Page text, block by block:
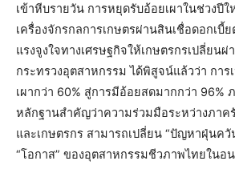
เข้าหีบรายวัน การหยุดรับอ้อยเผาในช่วงปี
เครื่องจักรกลการเกษตรผ่านสินเชื่อดอกเบี้ย
แรงจูงใจทางเศรษฐกิจให้เกษตรกรเปลี่ยน
กระทรวงอุตสาหกรรม ได้พิสูจน์แล้วว่า กา
เผากว่า 60% สู่การมีอ้อยสดมากกว่า 96%
หลักฐานสำคัญว่าความร่วมมือระหว่างภาค
และเกษตรกร สามารถเปลี่ยน “ปัญหาฝุ่นควั
“โอกาส” ของอุตสาหกรรมชีวภาพไทยในอ